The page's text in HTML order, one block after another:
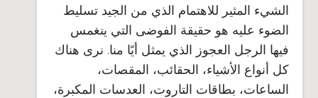
الشيء المثير للاهتمام الذي من الجيد تسليط
الضوء عليه هو حقيقة الفوضى التي ينغمس
فيها الرجل العجوز الذي يمثل أيًا منا. نرى هناك
كل أنواع الأشياء، الحقائب، المقصات،
الساعات، بطاقات التاروت، العدسات المكبرة،